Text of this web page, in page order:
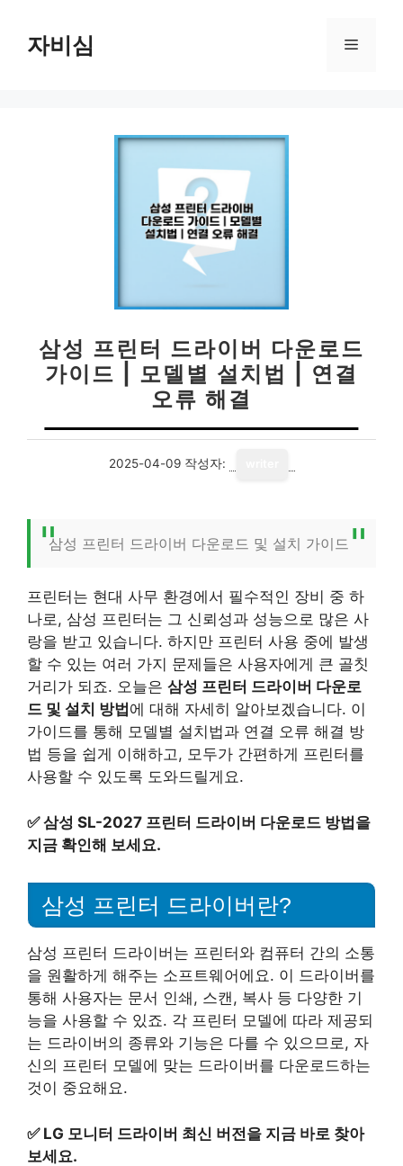
자비심 메
삼성 프린터 드라이버 다운로드
가이드 | 모델별 설치법 | 연결
오류 해결
2025-04-09 작성자:
삼성 프린터 드라이버 다운로드 및 설치 가이드
프린터는 현대 사무 환경에서 필수적인 장비 중 하
나로, 삼성 프린터는 그 신뢰성과 성능으로 많은 사
랑을 받고 있습니다. 하지만 프린터 사용 중에 발생
할 수 있는 여러 가지 문제들은 사용자에게 큰 골칫
거리가 되죠. 오늘은 삼성 프린터 드라이버 다운로
드 및 설치 방법 에 대해 자세히 알아보겠습니다. 이
가이드를 통해 모델별 설치법과 연결 오류 해결 방
법 등을 쉽게 이해하고, 모두가 간편하게 프린터를
사용할 수 있도록 도와드릴게요.
✅삼성 SL-2027 프린터 드라이버 다운로드 방법을
지금 확인해 보세요.
삼성 프린터 드라이버란?
삼성 프린터 드라이버는 프린터와 컴퓨터 간의 소통
을 원활하게 해주는 소프트웨어에요. 이 드라이버를
통해 사용자는 문서 인쇄, 스캔, 복사 등 다양한 기
능을 사용할 수 있죠. 각 프린터 모델에 따라 제공되
는 드라이버의 종류와 기능은 다를 수 있으므로, 자
신의 프린터 모델에 맞는 드라이버를 다운로드하는
것이 중요해요.
✅ LG 모니터 드라이버 최신 버전을 지금 바로 찾아
보세요.